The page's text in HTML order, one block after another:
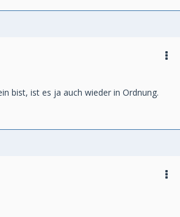
bist, ist es ja auch wieder in Ordnung.